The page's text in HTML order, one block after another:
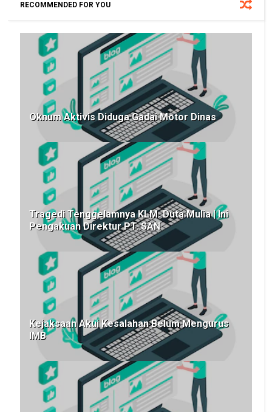
RECOMMENDED FOR YOU
Oknum Aktivis Diduga Gadai Motor Dinas
Tragedi Tenggelamnya KLM. Duta Mulia | Ini
Pengakuan Direktur PT. SAN
Kejaksaan Akui Kesalahan Belum Mengurus
IMB